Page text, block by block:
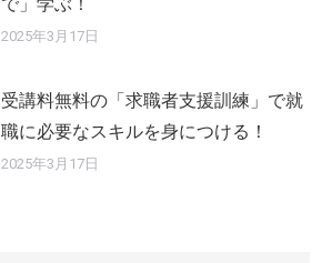
2025年3月17日
受講料無料の「求職者支援訓練」で就
職に必要なスキルを身につける！
2025年3月17日